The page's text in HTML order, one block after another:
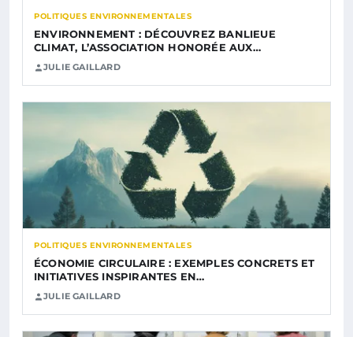
POLITIQUES ENVIRONNEMENTALES
ENVIRONNEMENT : DÉCOUVREZ BANLIEUE
CLIMAT, L’ASSOCIATION HONORÉE AUX…
JULIE GAILLARD
POLITIQUES ENVIRONNEMENTALES
ÉCONOMIE CIRCULAIRE : EXEMPLES CONCRETS ET
INITIATIVES INSPIRANTES EN…
JULIE GAILLARD